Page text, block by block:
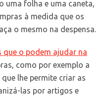
folha e uma caneta,
à medida que os
o mesmo na despensa.
que o podem ajudar na
como por exemplo a
que lhe permite criar as
las por artigos e